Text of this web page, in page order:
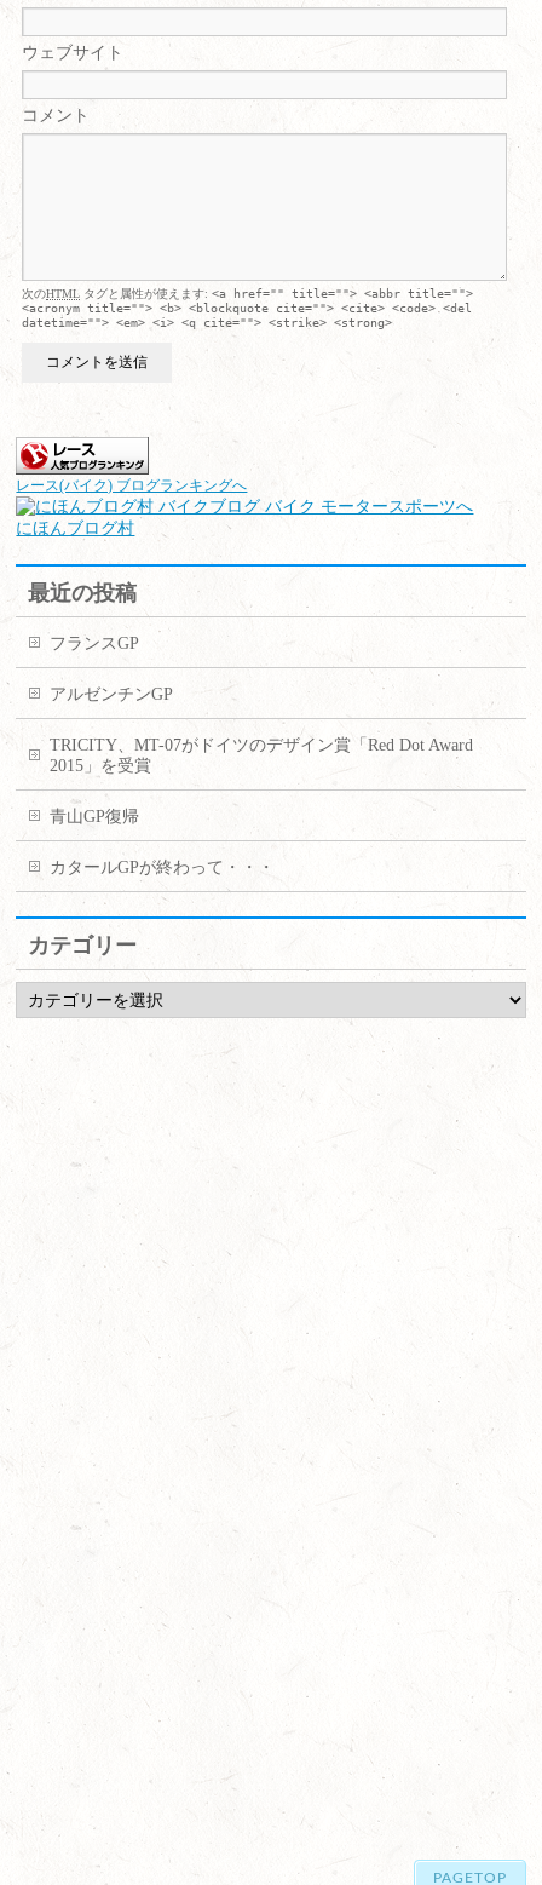
ウェブサイト
コメント
次のHTML タグと属性が使えます:<a href="" title=""> <abbr title="">
<acronym title=""> <b> <blockquote cite=""> <cite> <code> <del
datetime=""> <em> <i> <q cite=""> <strike> <strong>
レース(バイク) ブログランキングへ
にほんブログ村
最近の投稿
フランスGP
アルゼンチンGP
TRICITY、MT-07がドイツのデザイン賞「Red Dot Award
2015」を受賞
青山GP復帰
カタールGPが終わって・・・
カテゴリー
PAGETOP